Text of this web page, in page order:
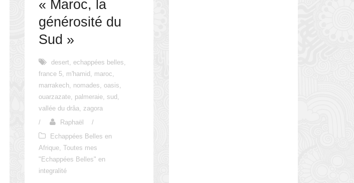
« Maroc, la
générosité du
Sud »
desert echappées belles
france 5, m'hamid maroc
marrakech, nomades oasis
ouarzazate, palmeraie, sud
vallée du drâa
zagora
/
Raphaël
/
Echappées Belles en
Afrique, Toutes mes
"Echappées Belles" en
integralité